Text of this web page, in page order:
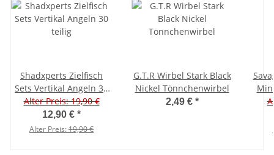
Shadxperts Zielfisch
Sets Vertikal Angeln 30
teilig
Alter Preis: 19,90 €
12,90 € *
Alter Preis:19,90 €
G.T.R Wirbel Stark Black
Nickel Tönnchenwirbel
2,49 € *